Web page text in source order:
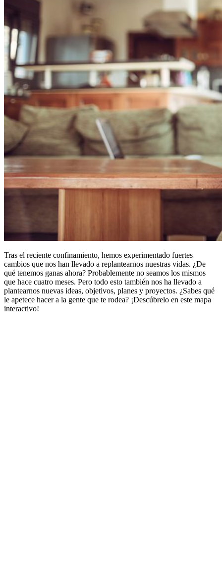
Tras el reciente confinamiento, hemos experimentado fuertes
cambios que nos han llevado a replantearnos nuestras vidas. ¿De
qué tenemos ganas ahora? Probablemente no seamos los mismos
que hace cuatro meses. Pero todo esto también nos ha llevado a
plantearnos nuevas ideas, objetivos, planes y proyectos. ¿Sabes qué
le apetece hacer a la gente que te rodea? ¡Descúbrelo en este mapa
interactivo!